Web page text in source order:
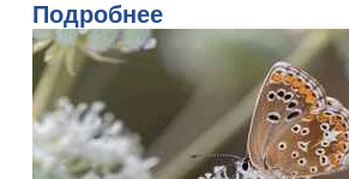
Подробнее